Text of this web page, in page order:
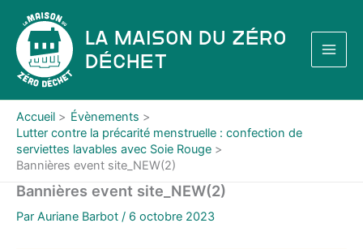
contenu
La Maison du Zéro
Déchet
Accueil
Évènements
Lutter contre la précarité menstruelle : confection de
serviettes lavables avec Soie Rouge
Bannières event site_NEW(2)
Bannières event site_NEW(2)
Par Auriane Barbot / 6 octobre 2023